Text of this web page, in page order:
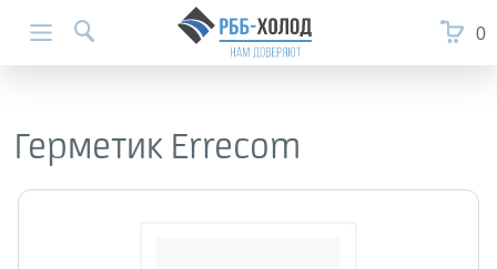
0
Герметик Errecom